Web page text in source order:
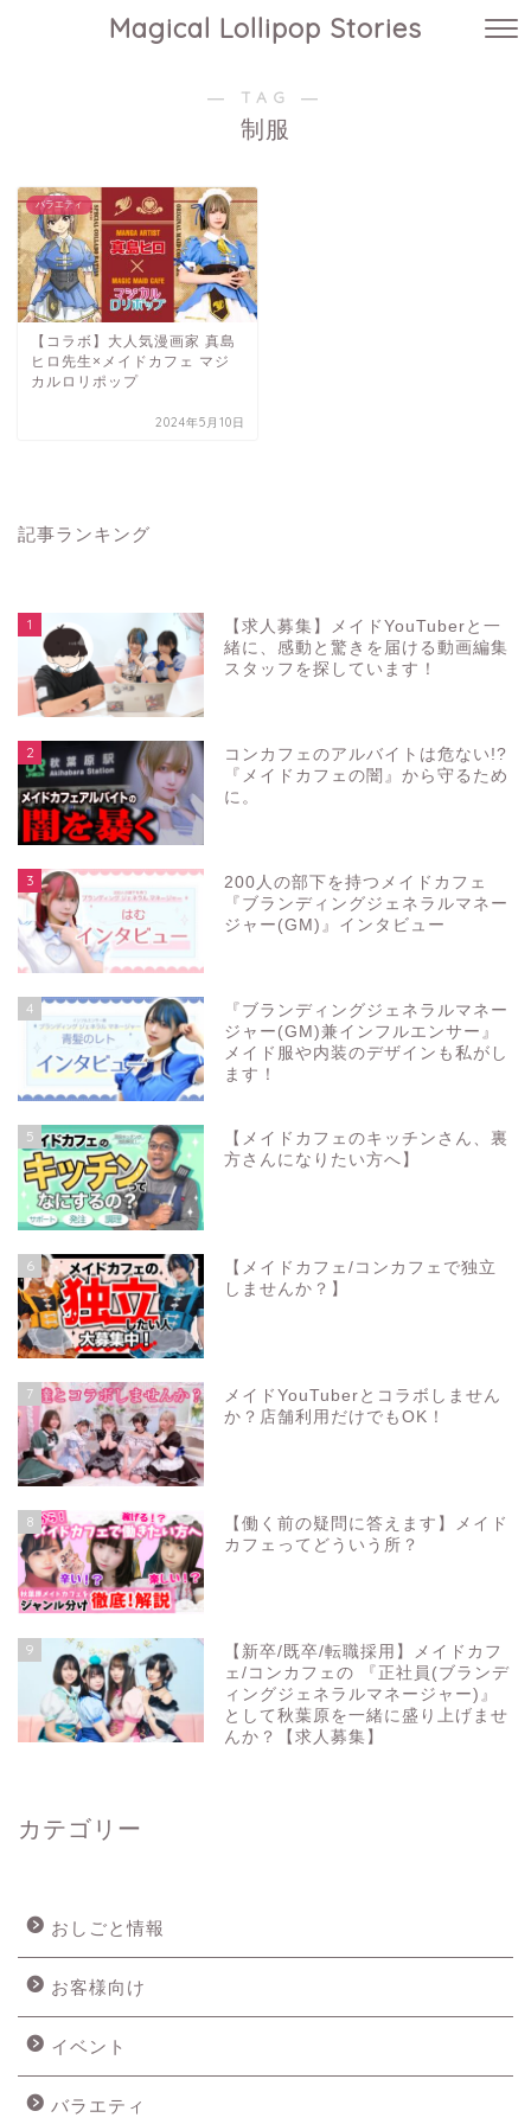
Magical Lollipop Stories
― TAG ―
制服
バラエティ
【コラボ】大人気漫画家 真島
ヒロ先生×メイドカフェ マジ
カルロリポップ
2024年5月10日
記事ランキング
1
【求人募集】メイドYouTuberと一
緒に、感動と驚きを届ける動画編集
スタッフを探しています！
2
コンカフェのアルバイトは危ない!?
『メイドカフェの闇』から守るため
に。
3
200人の部下を持つメイドカフェ
『ブランディングジェネラルマネー
ジャー(GM)』インタビュー
4
『ブランディングジェネラルマネー
ジャー(GM)兼インフルエンサー』
メイド服や内装のデザインも私がし
ます！
5
【メイドカフェのキッチンさん、裏
方さんになりたい方へ】
6
【メイドカフェ/コンカフェで独立
しませんか？】
7
メイドYouTuberとコラボしません
か？店舗利用だけでもOK！
8
【働く前の疑問に答えます】メイド
カフェってどういう所？
9
【新卒/既卒/転職採用】メイドカフ
ェ/コンカフェの 『正社員(ブランデ
ィングジェネラルマネージャー)』
として秋葉原を一緒に盛り上げませ
んか？【求人募集】
カテゴリー
おしごと情報
お客様向け
イベント
バラエティ